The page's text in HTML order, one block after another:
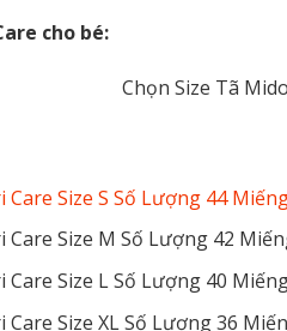
cho bé:
Size S Số Lượng 44
Care Size M Số Lượng 42
Size L Số Lượng 40
Size XL Số Lượng 36